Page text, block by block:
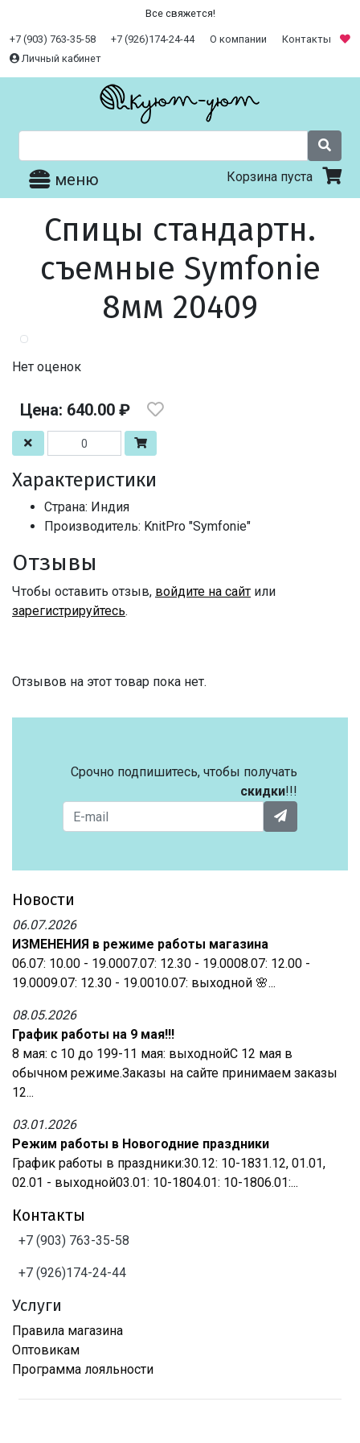
Все свяжется!
+7 (903) 763-35-58 +7 (926)174-24-44 О компании
Контакты
Личный кабинет
меню Корзина пуста
Спицы стандартн.
съемные Symfonie
8мм 20409
Нет оценок
Цена: 640.00 ₽
Характеристики
Страна: Индия
Производитель: KnitPro "Symfonie"
Отзывы
Чтобы оставить отзыв, войдите на сайт или
зарегистрируйтесь.
Отзывов на этот товар пока нет.
Срочно подпишитесь, чтобы получать
скидки!!!
Новости
06.07.2026
ИЗМЕНЕНИЯ в режиме работы магазина
06.07: 10.00 - 19.0007.07: 12.30 - 19.0008.07: 12.00 -
19.0009.07: 12.30 - 19.0010.07: выходной 🌸...
08.05.2026
График работы на 9 мая!!!
8 мая: с 10 до 199-11 мая: выходнойС 12 мая в
обычном режиме.Заказы на сайте принимаем заказы
12...
03.01.2026
Режим работы в Новогодние праздники
График работы в праздники:30.12: 10-1831.12, 01.01,
02.01 - выходной03.01: 10-1804.01: 10-1806.01:...
Контакты
+7 (903) 763-35-58
+7 (926)174-24-44
Услуги
Правила магазина
Оптовикам
Программа лояльности